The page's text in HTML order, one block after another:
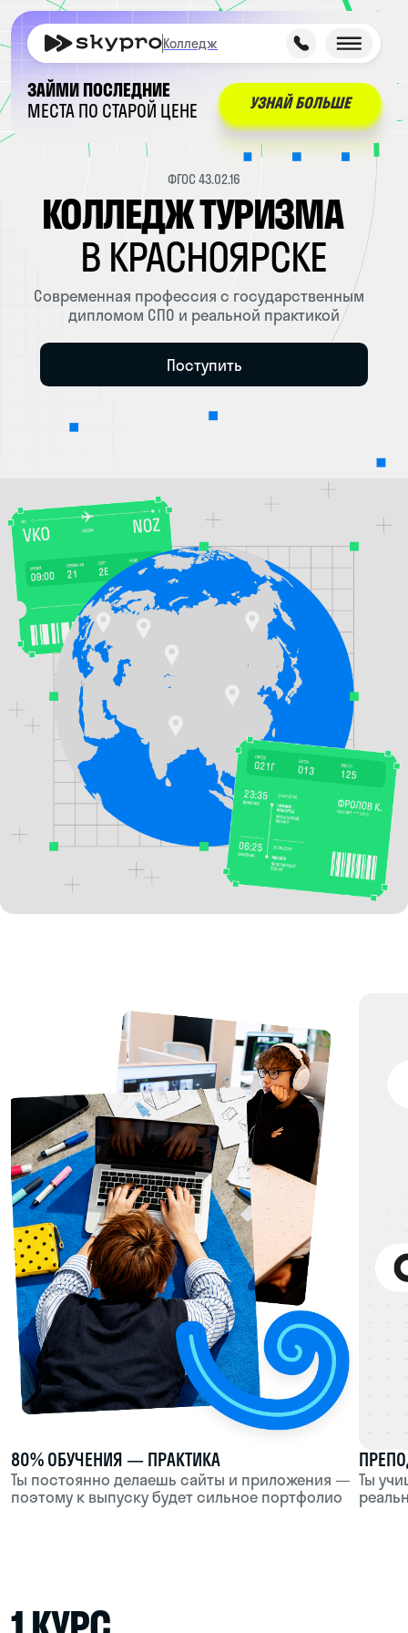
УЗНАЙ БОЛЬШЕ
ЗАЙМИ ПОСЛЕДНИЕ
МЕСТА ПО СТАРОЙ ЦЕНЕ
Колледж
ФГОС 43.02.16
Современная профессия с государственным
дипломом СПО и реальной практикой
КОЛЛЕДЖ ТУРИЗМА
В КРАСНОЯРСКЕ
Поступить
80% ОБУЧЕНИЯ — ПРАКТИКА
Ты постоянно делаешь сайты и приложения —
поэтому к выпуску будет сильное портфолио
Ты учишься
реально
1 КУРС
Профориентация в течение всего первого
семестра, тест-драйв 6 направлений и первые